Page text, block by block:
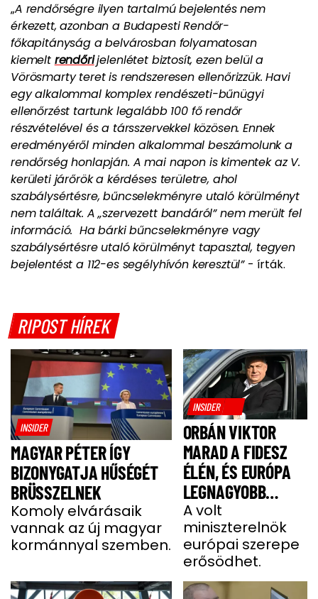
„A rendőrségre ilyen tartalmú bejelentés nem
érkezett, azonban a Budapesti Rendőr-
főkapitányság a belvárosban folyamatosan
kiemelt rendőrijelenlétet biztosít, ezen belül a
Vörösmarty teret is rendszeresen ellenőrizzük. Havi
egy alkalommal komplex rendészeti-bűnügyi
ellenőrzést tartunk legalább 100 fő rendőr
részvételével és a társszervekkel közösen. Ennek
eredményéről minden alkalommal beszámolunk a
rendőrség honlapján. A mai napon is kimentek az V.
kerületi járőrök a kérdéses területre, ahol
szabálysértésre, bűncselekményre utaló körülményt
nem találtak. A „szervezett bandáról” nem merült fel
információ. Ha bárki bűncselekményre vagy
szabálysértésre utaló körülményt tapasztal, tegyen
bejelentést a 112-es segélyhívón keresztül” - írták.
RIPOST HÍREK
INSIDER
MAGYAR PÉTER ÍGY
BIZONYGATJA HŰSÉGÉT
BRÜSSZELNEK
Komoly elvárásaik
vannak az új magyar
kormánnyal szemben.
INSIDER
ORBÁN VIKTOR
MARAD A FIDESZ
ÉLÉN, ÉS EURÓPA
LEGNAGYOBB
JOBBOLDALI
SZÖVETSÉGÉT
ÉPÍTI TOVÁBB
A volt
miniszterelnök
európai szerepe
erősödhet.